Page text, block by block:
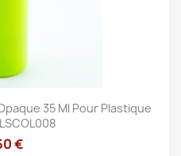
35 Ml Pour Plastique
€